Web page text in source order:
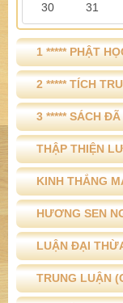
30 31
1 ***** PHẬT
2 ***** TÍCH
3 ***** SÁCH
THẬP THIỆN
KINH THẮNG
HƯƠNG SEN
LUẬN ĐẠI
TRUNG LUẬN